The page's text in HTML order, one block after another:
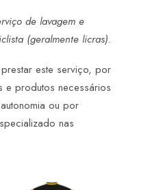
de lavagem e
(geralmente licras).
este serviço, por
e produtos necessários
ou por
nas